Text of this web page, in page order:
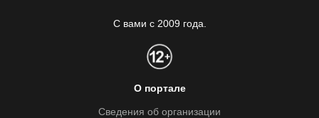
С вами с 2009 года.
О портале
Сведения об организации